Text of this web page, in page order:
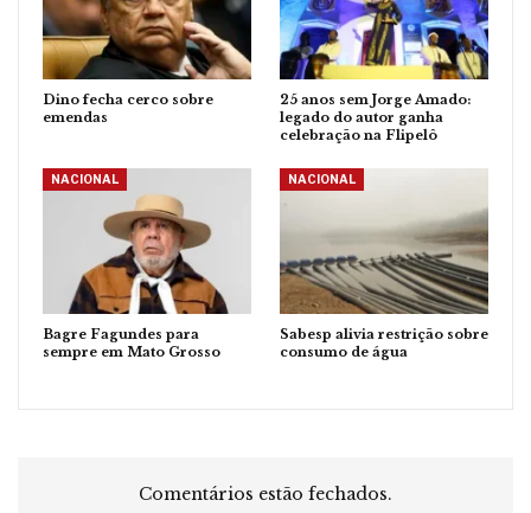
Dino fecha cerco sobre
emendas
25 anos sem Jorge Amado:
legado do autor ganha
celebração na Flipelô
NACIONAL
Bagre Fagundes para
sempre em Mato Grosso
NACIONAL
Sabesp alivia restrição sobre
consumo de água
Comentários estão fechados.